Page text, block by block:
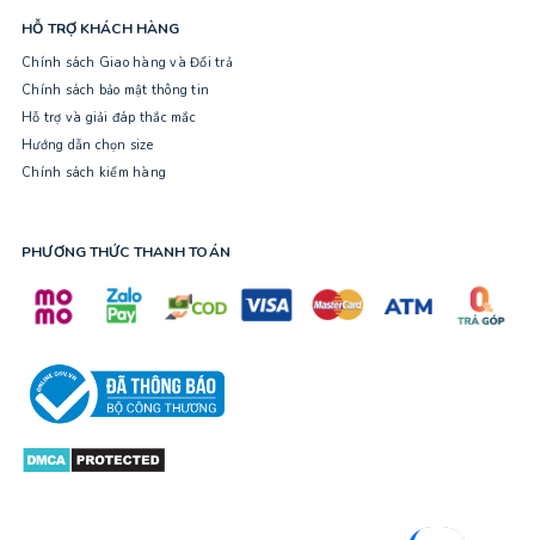
HỖ TRỢ KHÁCH HÀNG
Chính sách Giao hàng và Đổi trả
Chính sách bảo mật thông tin
Hỗ trợ và giải đáp thắc mắc
Hướng dẫn chọn size
Chính sách kiểm hàng
PHƯƠNG THỨC THANH TOÁN